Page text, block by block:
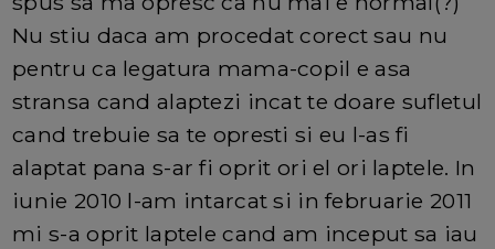
Nu stiu daca am procedat corect sau nu
pentru ca legatura mama-copil e asa
stransa cand alaptezi incat te doare sufletul
cand trebuie sa te opresti si eu l-as fi
alaptat pana s-ar fi oprit ori el ori laptele. In
iunie 2010 l-am intarcat si in februarie 2011
mi s-a oprit laptele cand am inceput sa iau